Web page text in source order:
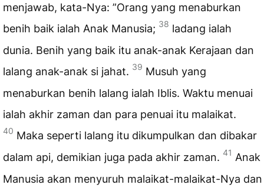
menjawab, kata-Nya: ”Orang yang menaburkan
benih baik ialah Anak Manusia; 38 ladang ialah
dunia. Benih yang baik itu anak-anak Kerajaan dan
lalang anak-anak si jahat. 39 Musuh yang
menaburkan benih lalang ialah Iblis. Waktu menuai
ialah akhir zaman dan para penuai itu malaikat.
40 Maka seperti lalang itu dikumpulkan dan dibakar
dalam api, demikian juga pada akhir zaman. 41 Anak
Manusia akan menyuruh malaikat-malaikat-Nya dan